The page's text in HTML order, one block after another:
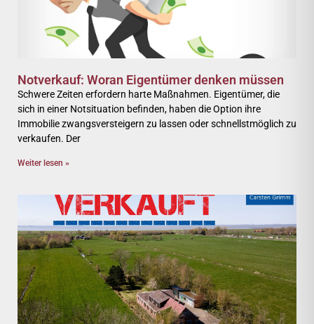
Notverkauf: Woran Eigentümer denken müssen
Schwere Zeiten erfordern harte Maßnahmen. Eigentümer, die
sich in einer Notsituation befinden, haben die Option ihre
Immobilie zwangsversteigern zu lassen oder schnellstmöglich zu
verkaufen. Der
Weiter lesen »